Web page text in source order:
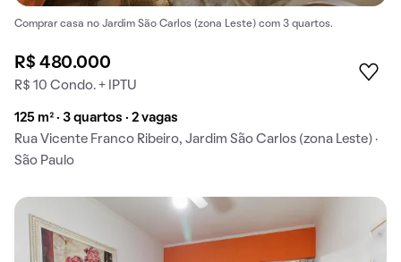
Comprar casa no Jardim São Carlos (zona Leste) com 3 quartos.
R$ 480.000
R$ 10 Condo. + IPTU
125 m² · 3 quartos · 2 vagas
Rua Vicente Franco Ribeiro, Jardim São Carlos (zona Leste) ·
São Paulo